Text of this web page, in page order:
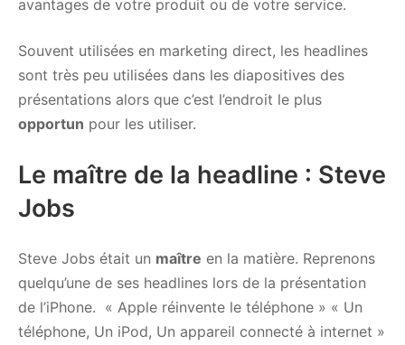
avantages de votre produit ou de votre service.
Souvent utilisées en marketing direct, les headlines
sont très peu utilisées dans les diapositives des
présentations alors que c’est l’endroit le plus
opportun pour les utiliser.
Le maître de la headline : Steve
Jobs
Steve Jobs était un maître en la matière. Reprenons
quelqu’une de ses headlines lors de la présentation
de l’iPhone. « Apple réinvente le téléphone » « Un
téléphone, Un iPod, Un appareil connecté à internet »